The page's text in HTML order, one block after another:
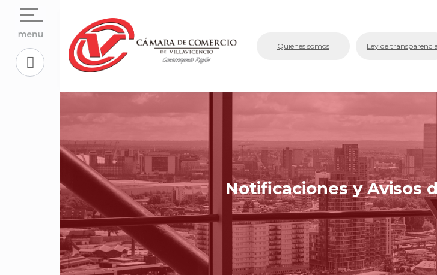
La Cámara
Servicios En Línea.
Open submenu (Competitividad y Proyectos)
Trabaje con Nosotros
Open submenu (Aplicativos Corporativos.)
Aplicativos Corporativos. Notificaciones y Avisos
Quiénes somos Ley de transparencia